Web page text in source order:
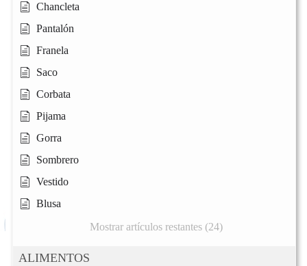
Chancleta
Pantalón
Franela
Saco
Corbata
Pijama
Gorra
Sombrero
Vestido
Blusa
Mostrar artículos restantes (24)
ALIMENTOS